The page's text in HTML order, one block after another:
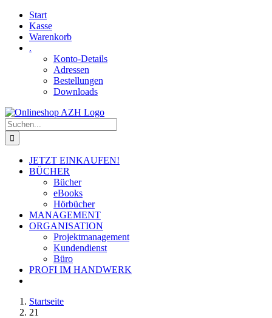
Skip
content
Facebook
YouTubeStart
Kasse
Warenkorb
.
Konto-Details
Adressen
Bestellungen
Downloads
Suche
nach:
JETZT EINKAUFEN!
BÜCHER
Bücher
eBooks
Hörbücher
MANAGEMENT
ORGANISATION
Projektmanagement
Kundendienst
Büro
PROFI IM HANDWERK
Startseite
21